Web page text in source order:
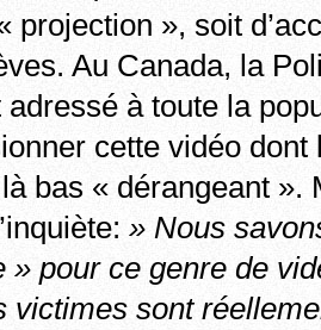
projection », soit
Au Canada, la
à toute la
cette vidéo dont
bas « dérangeant ».
» Nous
» pour ce genre de
victimes sont